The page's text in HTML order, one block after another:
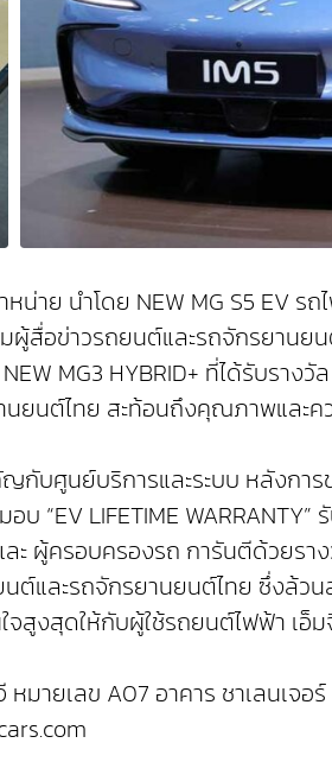
ย นำโดย NEW MG S5 EV ร
ผู้สื่อข่าวรถยนต์และรถจักรยาน
MG3 HYBRID+ ที่ได้รับรางวั
ยนต์ไทย สะท้อนถึงคุณภาพและ
บศูนย์บริการและระบบ หลังกา
LIFETIME
ะ ผู้ครอบครองรถ การันตีด้วยร
และรถจักรยานยนต์ไทย ซึ่งล้ว
งสุดให้กับผู้ใช้รถยนต์ไฟฟ้า เอ็ม
ายเลข A07 อาคาร ชาเลนเจอ